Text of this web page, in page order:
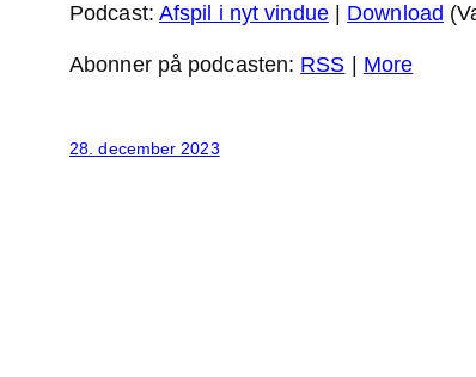
Podcast: Afspil i nyt vindue| Download
Abonner på podcasten: RSS More
28. december 2023